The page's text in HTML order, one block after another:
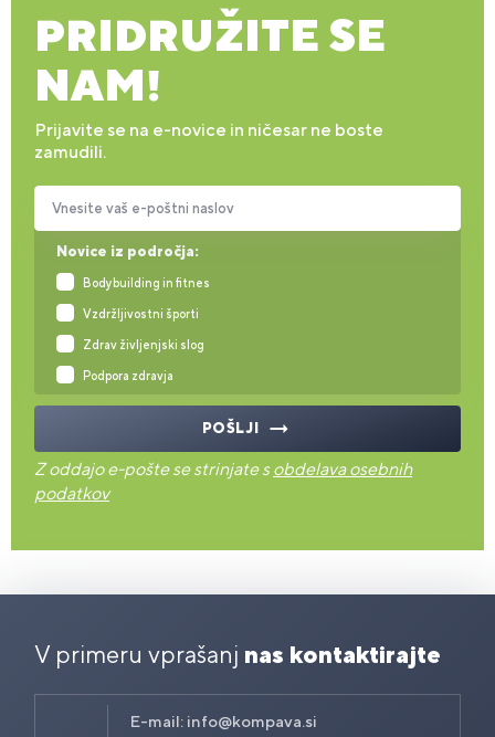
PRIDRUŽITE SE
NAM!
Prijavite se na e-novice in ničesar ne boste
zamudili.
Novice iz področja:
Bodybuilding in fitnes
Vzdržljivostni športi
Zdrav življenjski slog
Podpora zdravja
Vnesite vaš e-poštni naslov
POŠLJI
Z oddajo e-pošte se strinjate sobdelava osebnih
podatkov
V primeru vprašanj nas kontaktirajte
E-mail: info@kompava.si